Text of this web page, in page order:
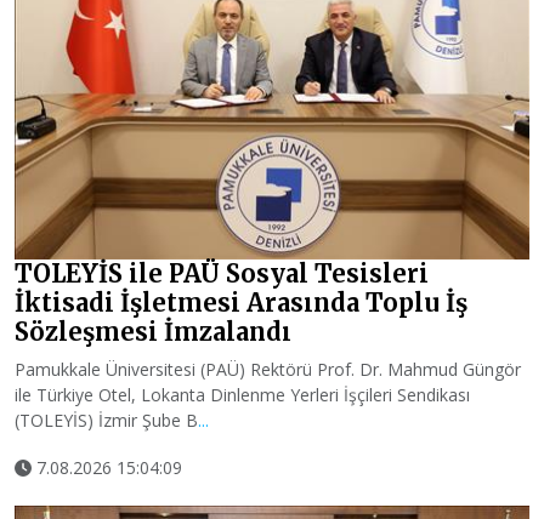
TOLEYİS ile PAÜ Sosyal Tesisleri
İktisadi İşletmesi Arasında Toplu İş
Sözleşmesi İmzalandı
Pamukkale Üniversitesi (PAÜ) Rektörü Prof. Dr. Mahmud Güngör
ile Türkiye Otel, Lokanta Dinlenme Yerleri İşçileri Sendikası
(TOLEYİS) İzmir Şube B...
7.08.2026 15:04:09